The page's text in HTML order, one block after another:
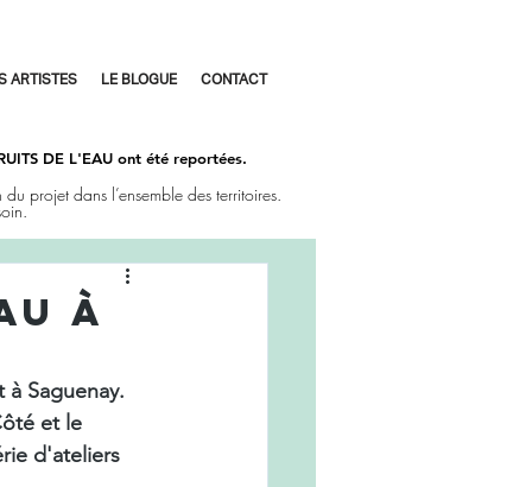
DE L'EAU ont été reportées.
projet dans l’ensemble des territoires.
ARTISTES LE BLOGUE CONTACT
À
Saguenay.
et le
d'ateliers